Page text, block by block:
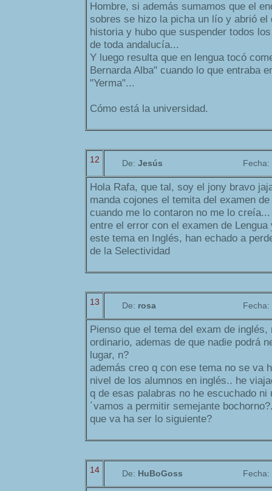
Hombre, si además sumamos que el
sobres se hizo la picha un lío y abrió el
historia y hubo que suspender todos
de toda andalucía...
Y luego resulta que en lengua tocó
Bernarda Alba" cuando lo que entraba
"Yerma"...
Cómo está la universidad.
12 De: Jesús Fecha:
Hola Rafa, que tal, soy el jony bravo
manda cojones el temita del examen
cuando me lo contaron no me lo
entre el error con el examen de
este tema en Inglés, han echado a
de la Selectividad
13 De: rosa Fecha:
Pienso que el tema del exam de
ordinario, ademas de que nadie podrá
lugar, n?
además creo q con ese tema no se va
nivel de los alumnos en inglés.. he
q de esas palabras no he escuchado
´vamos a permitir semejante
que va ha ser lo siguiente?
14 De: HuBoGoss Fecha: